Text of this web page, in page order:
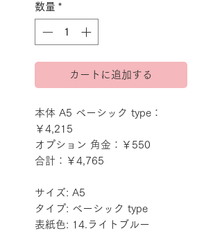
数量 *
カートに追加する
本体 A5 ベーシック type：
￥4,215
オプション 角金：￥550
合計：￥4,765
サイズ: A5
タイプ: ベーシック type
表紙色: 14.ライトブルー